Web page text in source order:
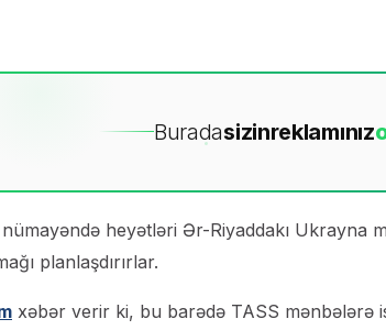
Buradasizinreklamınız
heyətləri Ər-Riyaddakı Ukrayna
planlaşdırırlar.
xəbər verir ki, bu barədə TASS mənbələrə